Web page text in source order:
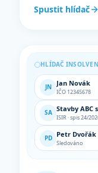
Spustit hlídač
HLÍDAČ
JN Jan Novák
IČO 12345678
SA Stavby ABC
ISIR · spis 24/
PD Petr Dvořák
Sledováno